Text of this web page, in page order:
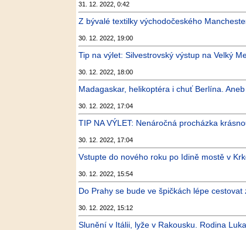
31. 12. 2022, 0:42
Z bývalé textilky východočeského
30. 12. 2022, 19:00
Tip na výlet: Silvestrovský výstup na Velký
30. 12. 2022, 18:00
Madagaskar, helikoptéra i chuť Berlína.
30. 12. 2022, 17:04
TIP NA VÝLET: Nenáročná procházka
30. 12. 2022, 17:04
Vstupte do nového roku po Idině mostě v
30. 12. 2022, 15:54
Do Prahy se bude ve špičkách lépe
30. 12. 2022, 15:12
Slunění v Itálii, lyže v Rakousku. Rodina